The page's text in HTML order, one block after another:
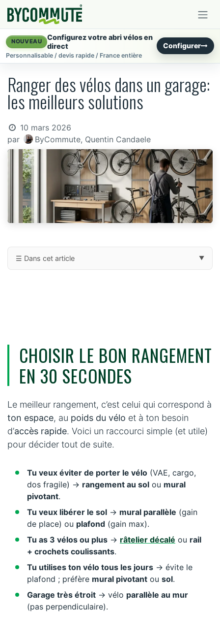
NOUVEAU
Configurez votre abri vélos en
direct
Personnalisable / devis rapide / France entière
Configurer
Ranger des vélos dans un garage:
les meilleurs solutions
10 mars 2026
par
ByCommute, Quentin Candaele
☰ Dans cet article ▼
2) Rangement mural : le meilleur compromis place / accès
3) Rangement au plafond : gain de place maximal (à
choisir avec soin)
4) Crochet mural universel : simple, efficace, bon pour
l’intérieur
5) Le point le plus important : ton mur peut-il supporter le
vélo ?
Et si tu n’as pas de garage ? (en 1 minute)
FAQ : les questions qu’on se pose vraiment
Quand un rangement garage ne suffit plus (Collectivités /
entreprise / plusieurs vélos)
CHOISIR LE BON RANGEMENT
EN 30 SECONDES
Le meilleur rangement, c’est celui qui correspond à
ton espace, au poids du vélo et à ton besoin
d’accès rapide. Voici un raccourci simple (et utile)
pour décider tout de suite.
Tu veux éviter de porter le vélo (VAE, cargo,
dos fragile) → rangement au sol ou mural
pivotant.
Tu veux libérer le sol → mural parallèle (gain
de place) ou plafond (gain max).
Tu as 3 vélos ou plus → râtelier décalé ou rail
+ crochets coulissants.
Tu utilises ton vélo tous les jours → évite le
plafond ; préfère mural pivotant ou sol.
Garage très étroit → vélo parallèle au mur
(pas perpendiculaire).